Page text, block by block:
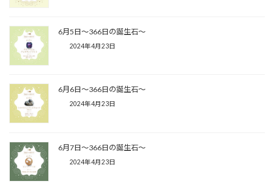
6月5日〜366日の誕生石〜
2024年4月23日
6月6日〜366日の誕生石〜
2024年4月23日
6月7日〜366日の誕生石〜
2024年4月23日